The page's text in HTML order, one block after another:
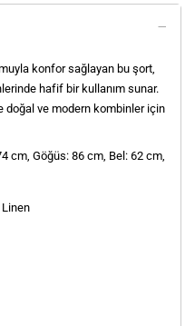
konfor sağlayan bu şort,
hafif bir kullanım sunar.
doğal ve modern kombinler için
cm, Göğüs: 86 cm, Bel: 62 cm,
Linen